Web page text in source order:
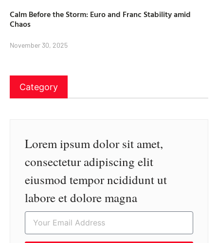
Calm Before the Storm: Euro and Franc Stability amid
Chaos
November 30, 2025
Category
Lorem ipsum dolor sit amet,
consectetur adipiscing elit
eiusmod tempor ncididunt ut
labore et dolore magna